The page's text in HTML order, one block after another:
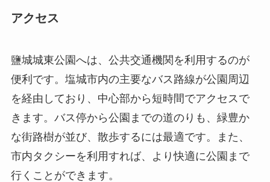
アクセス
鹽城城東公園へは、公共交通機関を利用するのが
便利です。塩城市内の主要なバス路線が公園周辺
を経由しており、中心部から短時間でアクセスで
きます。バス停から公園までの道のりも、緑豊か
な街路樹が並び、散歩するには最適です。また、
市内タクシーを利用すれば、より快適に公園まで
行くことができます。